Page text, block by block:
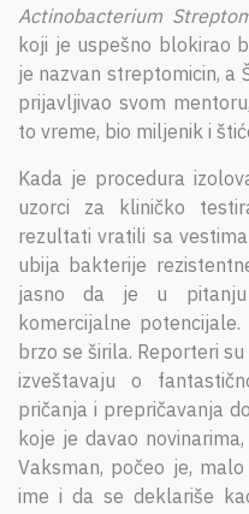
Actinobacterium
koji je uspešno blokirao
je nazvan streptomicin, a
prijavljivao svom
to vreme, bio miljenik i
Kada je procedura
uzorci za kliničko
rezultati vratili sa
ubija bakterije
jasno da je u
komercijalne
brzo se širila. Reporteri
izveštavaju o
pričanja i prepričavanja
koje je davao
Vaksman, počeo je,
ime i da se deklariše